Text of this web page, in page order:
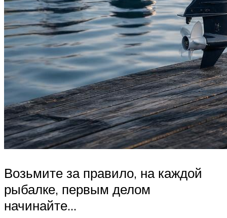
Возьмите за правило, на каждой
рыбалке, первым делом
начинайте…